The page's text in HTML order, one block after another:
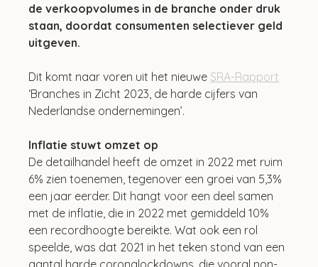
de verkoopvolumes in de branche onder druk
staan, doordat consumenten selectiever geld
uitgeven.
Dit komt naar voren uit het nieuwe SRA-Rapport
‘Branches in Zicht 2023, de harde cijfers van
Nederlandse ondernemingen’.
Inflatie stuwt omzet op
De detailhandel heeft de omzet in 2022 met ruim
6% zien toenemen, tegenover een groei van 5,3%
een jaar eerder. Dit hangt voor een deel samen
met de inflatie, die in 2022 met gemiddeld 10%
een recordhoogte bereikte. Wat ook een rol
speelde, was dat 2021 in het teken stond van een
aantal harde coronalockdowns, die vooral non-